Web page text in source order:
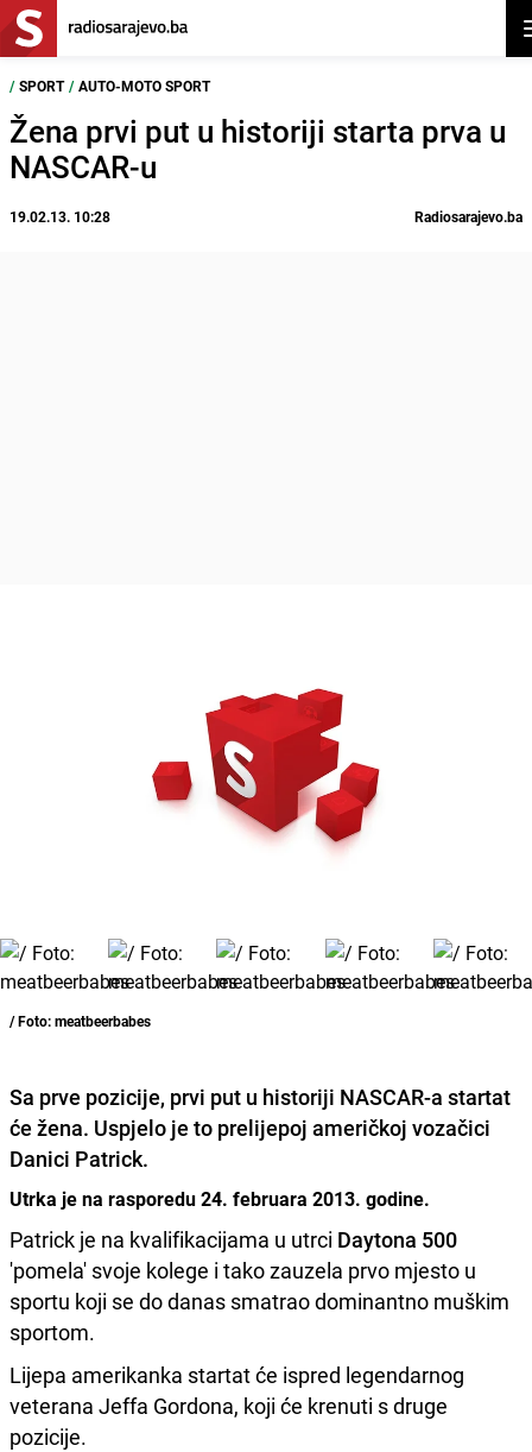
/ SPORT / AUTO-MOTO SPORT
Žena prvi put u historiji starta prva u
NASCAR-u
19.02.13. 10:28 Radiosarajevo.ba
/ Foto: meatbeerbabes
Sa prve pozicije, prvi put u historiji NASCAR-a startat
će žena. Uspjelo je to prelijepoj američkoj vozačici
Danici Patrick.
Utrka je na rasporedu 24. februara 2013. godine.
Patrick je na kvalifikacijama u utrci Daytona 500
'pomela' svoje kolege i tako zauzela prvo mjesto u
sportu koji se do danas smatrao dominantno muškim
sportom.
Lijepa amerikanka startat će ispred legendarnog
veterana Jeffa Gordona, koji će krenuti s druge
pozicije.